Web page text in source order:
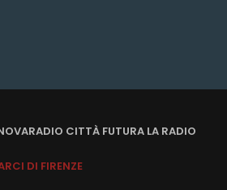
CITTÀ FUTURA LA RADIO
DI FIRENZE